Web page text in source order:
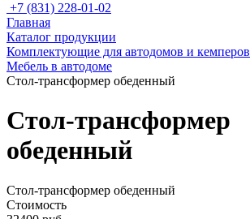
+7 (831) 228-01-02
Главная
Каталог продукции
Комплектующие для автодомов и кемперов
Мебель в автодоме
Стол-трансформер обеденный
Стол-трансформер
обеденный
Стол-трансформер обеденный
Стоимость